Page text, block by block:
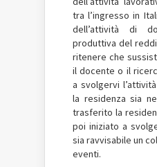
tra l’ingresso in
dell’attività di
produttiva del
ritenere che
il docente o il
a svolgervi
la residenza sia
trasferito la
poi iniziato a
sia ravvisabile un
eventi.